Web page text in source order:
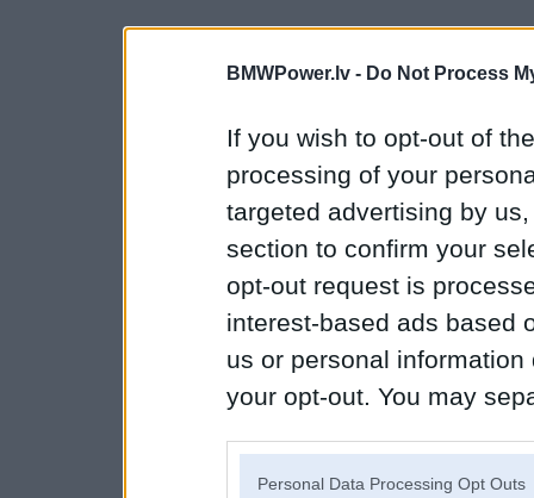
BMWPower.lv - Do Not Process
If you wish to opt-out of
processing of your
targeted advertising by
section to confirm your
opt-out request is
interest-based ads based
us or personal
your opt-out. You may
Personal Data Processing Opt Outs